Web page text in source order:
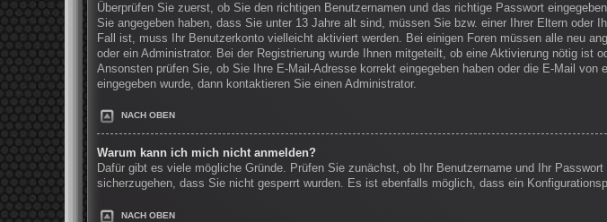
Überprüfen Sie zuerst, ob Sie den richtigen Benutzernamen und das richtige Passwort
Sie angegeben haben, dass Sie unter 13 Jahre alt sind, müssen Sie bzw. einer Ihrer Eltern oder
Fall ist, muss Ihr Benutzerkonto vielleicht aktiviert werden. Bei einigen Foren müssen alle neu
oder ein Administrator. Bei der Registrierung wurde Ihnen mitgeteilt, ob eine Aktivierung nötig ist
Ansonsten prüfen Sie, ob Sie Ihre E-Mail-Adresse korrekt eingegeben haben oder die E-Mail
eingegeben wurde, dann kontaktieren Sie einen Administrator.
NACH OBEN
Warum kann ich mich nicht anmelden?
Dafür gibt es viele mögliche Gründe. Prüfen Sie zunächst, ob Ihr Benutzername und Ihr
sicherzugehen, dass Sie nicht gesperrt wurden. Es ist ebenfalls möglich, dass ein
NACH OBEN